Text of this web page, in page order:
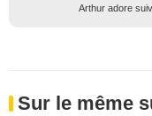
Arthur adore
Sur le même